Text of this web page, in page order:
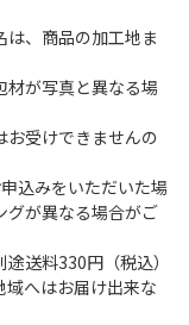
、商品の加工地ま
が写真と異なる場
受けできませんの
込みをいただいた場
グが異なる場合がご
送料330円（税込）
域へはお届け出来な